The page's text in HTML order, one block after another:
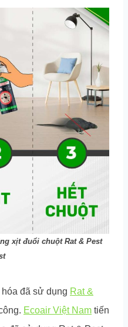
xịt đuổi chuột Rat & Pest
đã sử dụng Rat &
Ecoair Việt Nam tiến